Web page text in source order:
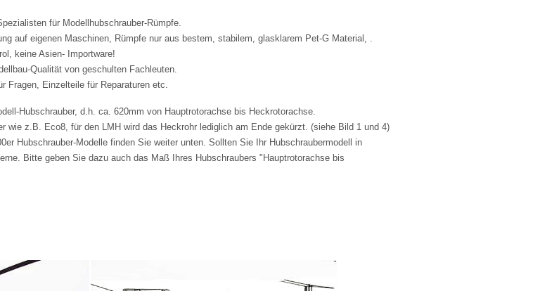
für Modellhubschrauber-Rümpfe.
auf eigenen Maschinen, Rümpfe nur aus bestem, stabilem, glasklarem Pet-G Material, .
keine Asien- Importware!
Qualität von geschulten Fachleuten.
Fragen, Einzelteile für Reparaturen etc.
Hubschrauber, d.h. ca. 620mm von Hauptrotorachse bis Heckrotorachse.
wie z.B. Eco8, für den LMH wird das Heckrohr lediglich am Ende gekürzt. (siehe Bild 1 und 4)
Hubschrauber-Modelle finden Sie weiter unten. Sollten Sie Ihr Hubschraubermodell in
Bitte geben Sie dazu auch das Maß Ihres Hubschraubers " Hauptrotorachse bis